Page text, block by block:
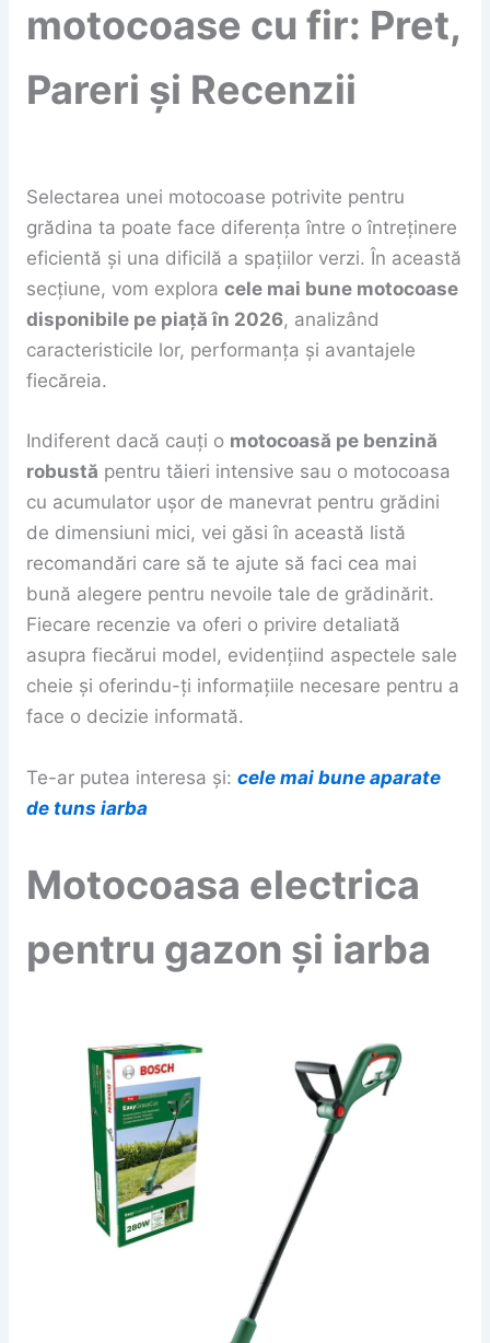
motocoase cu fir: Pret,
Pareri și Recenzii
Selectarea unei motocoase potrivite pentru
grădina ta poate face diferența între o întreținere
eficientă și una dificilă a spațiilor verzi. În această
secțiune, vom explora cele mai bune motocoase
disponibile pe piață în 2026, analizând
caracteristicile lor, performanța și avantajele
fiecăreia.
Indiferent dacă cauți o motocoasă pe benzină
robustă pentru tăieri intensive sau o motocoasa
cu acumulator ușor de manevrat pentru grădini
de dimensiuni mici, vei găsi în această listă
recomandări care să te ajute să faci cea mai
bună alegere pentru nevoile tale de grădinărit.
Fiecare recenzie va oferi o privire detaliată
asupra fiecărui model, evidențiind aspectele sale
cheie și oferindu-ți informațiile necesare pentru a
face o decizie informată.
Te-ar putea interesa și: cele mai bune aparate
de tuns iarba
Motocoasa electrica
pentru gazon și iarba